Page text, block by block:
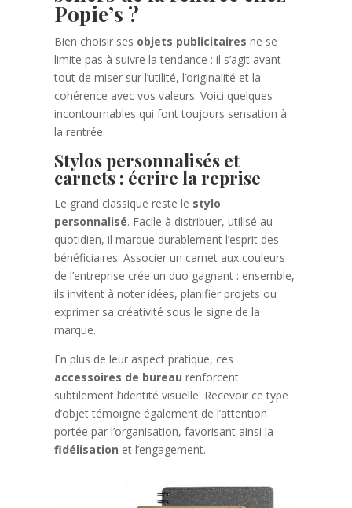
Popie’s ?
Bien choisir ses objets publicitaires ne se
limite pas à suivre la tendance : il s’agit avant
tout de miser sur l’utilité, l’originalité et la
cohérence avec vos valeurs. Voici quelques
incontournables qui font toujours sensation à
la rentrée.
Stylos personnalisés et
carnets : écrire la reprise
Le grand classique reste le stylo
personnalisé. Facile à distribuer, utilisé au
quotidien, il marque durablement l’esprit des
bénéficiaires. Associer un carnet aux couleurs
de l’entreprise crée un duo gagnant : ensemble,
ils invitent à noter idées, planifier projets ou
exprimer sa créativité sous le signe de la
marque.
En plus de leur aspect pratique, ces
accessoires de bureau renforcent
subtilement l’identité visuelle. Recevoir ce type
d’objet témoigne également de l’attention
portée par l’organisation, favorisant ainsi la
fidélisation et l’engagement.